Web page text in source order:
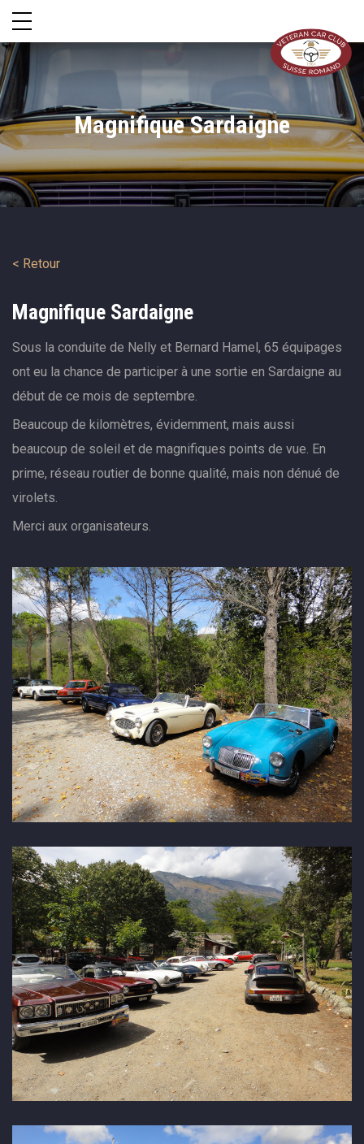
Magnifique Sardaigne
< Retour
Magnifique Sardaigne
Sous la conduite de Nelly et Bernard Hamel, 65 équipages
ont eu la chance de participer à une sortie en Sardaigne au
début de ce mois de septembre.
Beaucoup de kilomètres, évidemment, mais aussi
beaucoup de soleil et de magnifiques points de vue. En
prime, réseau routier de bonne qualité, mais non dénué de
virolets.
Merci aux organisateurs.